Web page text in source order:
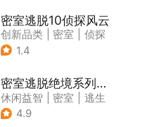
密室逃脱10侦探风云
创新品类 密室
侦探
| 密室逃脱
1.4
密室逃脱绝境系列4迷失森林
休闲益智 密室
逃生
| 密室逃脱
4.9